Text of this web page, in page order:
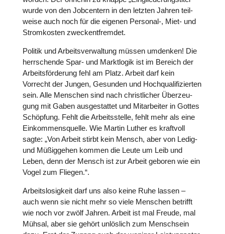
wurde von den Job­cen­tern in den letzten Jahren teil­
weise auch noch für die eigenen Personal‑, Miet- und
Strom­kos­ten zweck­ent­frem­det.
Politik und Arbeits­ver­wal­tung müssen umdenken! Die
herr­schende Spar- und Markt­lo­gik ist im Bereich der
Arbeits­för­de­rung fehl am Platz. Arbeit darf kein
Vorrecht der Jungen, Gesunden und Hoch­qua­li­fi­zier­ten
sein. Alle Menschen sind nach christ­li­cher Über­zeu­
gung mit Gaben aus­ge­stat­tet und Mit­ar­bei­ter in Gottes
Schöp­fung. Fehlt die Arbeits­stelle, fehlt mehr als eine
Ein­kom­mens­quelle. Wie Martin Luther es kraft­voll
sagte: „Von Arbeit stirbt kein Mensch, aber von Ledig-
und Müßig­ge­hen kommen die Leute um Leib und
Leben, denn der Mensch ist zur Arbeit geboren wie ein
Vogel zum Fliegen.“.
Arbeits­lo­sig­keit darf uns also keine Ruhe lassen –
auch wenn sie nicht mehr so viele Menschen betrifft
wie noch vor zwölf Jahren. Arbeit ist mal Freude, mal
Mühsal, aber sie gehört unlös­lich zum Mensch­sein